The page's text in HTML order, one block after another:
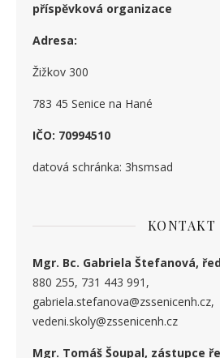
příspěvková organizace
Adresa:
Žižkov 300
783 45 Senice na Hané
IČO: 70994510
datová schránka: 3hsmsad
KONTAKT
Mgr. Bc. Gabriela Štefanová,
880 255, 731 443 991,
gabriela.stefanova@zssenicenh.cz,
vedeni.skoly@zssenicenh.cz
Mgr. Tomáš Šoupal, zástupce